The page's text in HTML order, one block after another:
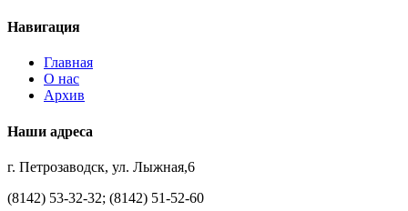
Навигация
Главная
О нас
Архив
Наши адреса
г. Петрозаводск, ул. Лыжная,6
(8142) 53-32-32; (8142) 51-52-60